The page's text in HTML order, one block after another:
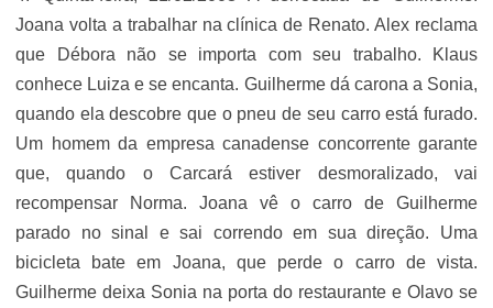
Joana volta a trabalhar na clínica de Renato. Alex reclama
que Débora não se importa com seu trabalho. Klaus
conhece Luiza e se encanta. Guilherme dá carona a Sonia,
quando ela descobre que o pneu de seu carro está furado.
Um homem da empresa canadense concorrente garante
que, quando o Carcará estiver desmoralizado, vai
recompensar Norma. Joana vê o carro de Guilherme
parado no sinal e sai correndo em sua direção. Uma
bicicleta bate em Joana, que perde o carro de vista.
Guilherme deixa Sonia na porta do restaurante e Olavo se